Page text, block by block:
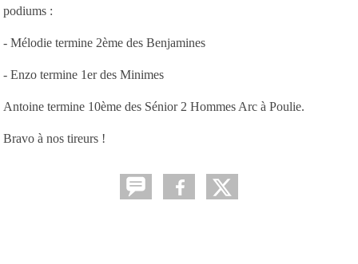
podiums :
- Mélodie termine 2ème des Benjamines
- Enzo termine 1er des Minimes
Antoine termine 10ème des Sénior 2 Hommes Arc à Poulie.
Bravo à nos tireurs !